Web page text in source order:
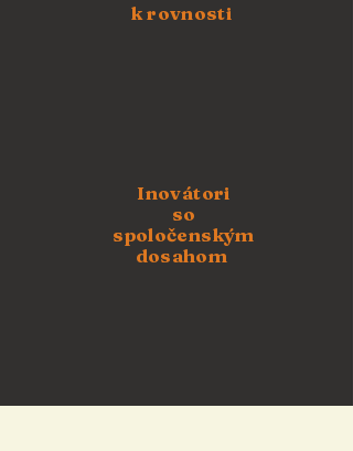
k rovnosti
Inovátori
so
spoločenským
dosahom